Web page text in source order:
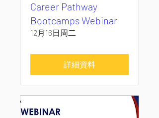
Career Pathway
Bootcamps Webinar
12月16日周二
詳細資料